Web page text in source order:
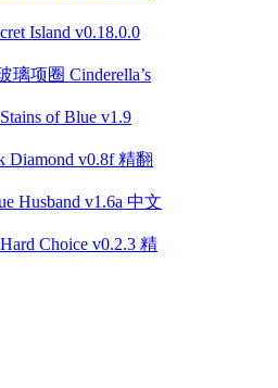
Island v0.18.0.0
项圈 Cinderella’s
of Blue v1.9
Diamond v0.8f 精翻
Husband v1.6a 中文
Choice v0.2.3 精